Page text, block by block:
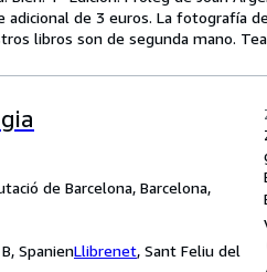
de 3 euros. La fotografía
libros son de segunda mano.
de Barcelona, Barcelona,
SpanienLlibrenet, Sant Feliu del